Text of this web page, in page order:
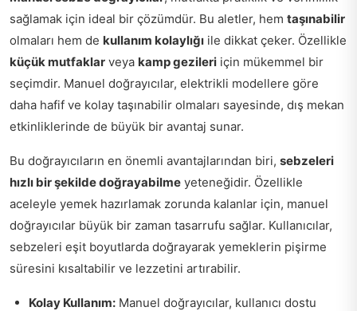
sağlamak için ideal bir çözümdür. Bu aletler, hem taşınabilir
olmaları hem de kullanım kolaylığı ile dikkat çeker. Özellikle
küçük mutfaklar veya kamp gezileri için mükemmel bir
seçimdir. Manuel doğrayıcılar, elektrikli modellere göre
daha hafif ve kolay taşınabilir olmaları sayesinde, dış mekan
etkinliklerinde de büyük bir avantaj sunar.
Bu doğrayıcıların en önemli avantajlarından biri, sebzeleri
hızlı bir şekilde doğrayabilme yeteneğidir. Özellikle
aceleyle yemek hazırlamak zorunda kalanlar için, manuel
doğrayıcılar büyük bir zaman tasarrufu sağlar. Kullanıcılar,
sebzeleri eşit boyutlarda doğrayarak yemeklerin pişirme
süresini kısaltabilir ve lezzetini artırabilir.
Kolay Kullanım: Manuel doğrayıcılar, kullanıcı dostu